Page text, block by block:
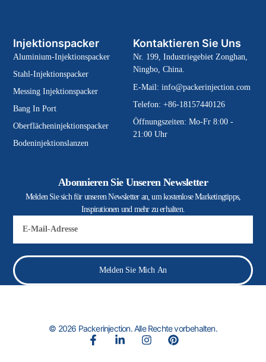
Injektionspacker
Aluminium-Injektionspacker
Stahl-Injektionspacker
Messing Injektionspacker
Bang In Port
Oberflächeninjektionspacker
Bodeninjektionslanzen
Kontaktieren Sie Uns
Nr. 199, Industriegebiet Zonghan,
Ningbo, China.
E-Mail: info@packerinjection.com
Telefon: +86-18157440126
Öffnungszeiten: Mo-Fr 8:00 -
21:00 Uhr
Abonnieren Sie Unseren Newsletter
Melden Sie sich für unseren Newsletter an, um kostenlose Marketingtipps,
Inspirationen und mehr zu erhalten.
Mail
Melden Sie Mich An
© 2026 Packerinjection. Alle Rechte vorbehalten.
F
L
I
P